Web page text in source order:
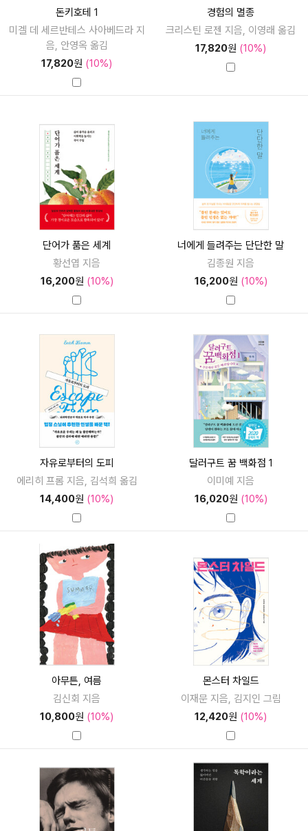
돈키호테 1
미겔 데 세르반테스 사아베드라 지
음, 안영옥 옮김
17,820원 (10%)
경험의 멸종
크리스틴 로젠 지음, 이영래 옮김
17,820원 (10%)
단어가 품은 세계
황선엽 지음
16,200원 (10%)
너에게 들려주는 단단한 말
김종원 지음
16,200원 (10%)
자유로부터의 도피
에리히 프롬 지음, 김석희 옮김
14,400원 (10%)
달러구트 꿈 백화점 1
이미예 지음
16,020원 (10%)
아무튼, 여름
김신회 지음
10,800원 (10%)
몬스터 차일드
이재문 지음, 김지인 그림
12,420원 (10%)